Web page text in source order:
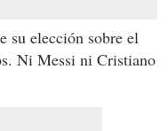
su elección sobre el
Ni Messi ni Cristiano